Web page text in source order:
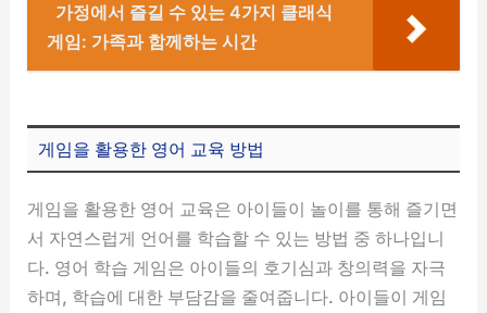
가정에서 즐길 수 있는 4가지 클래식
게임: 가족과 함께하는 시간
게임을 활용한 영어 교육 방법
게임을 활용한 영어 교육은 아이들이 놀이를 통해 즐기면
서 자연스럽게 언어를 학습할 수 있는 방법 중 하나입니
다. 영어 학습 게임은 아이들의 호기심과 창의력을 자극
하며, 학습에 대한 부담감을 줄여줍니다. 아이들이 게임